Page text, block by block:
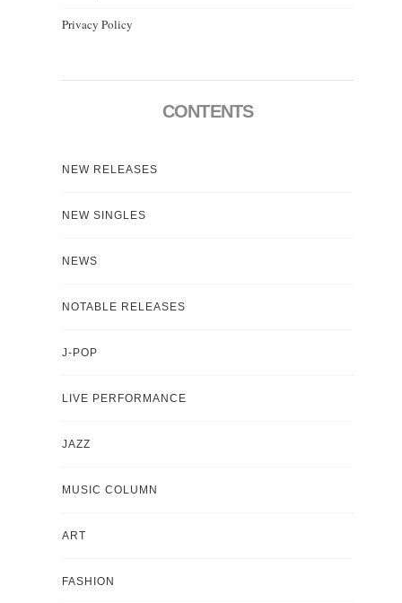
Privacy Policy
CONTENTS
NEW RELEASES
NEW SINGLES
NEWS
NOTABLE RELEASES
J-POP
LIVE PERFORMANCE
JAZZ
MUSIC COLUMN
ART
FASHION